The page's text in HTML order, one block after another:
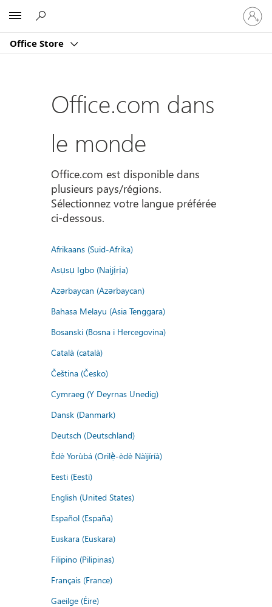
Office Store
vous
à
compte
Office.com dans
le monde
Office.com est disponible dans
plusieurs pays/régions.
Sélectionnez votre langue préférée
ci-dessous.
Afrikaans (Suid-Afrika)
Asụsụ Igbo (Naịjịrịa)
Azərbaycan (Azərbaycan)
Bahasa Melayu (Asia Tenggara)
Bosanski (Bosna i Hercegovina)
Català (català)
Čeština (Česko)
Cymraeg (Y Deyrnas Unedig)
Dansk (Danmark)
Deutsch (Deutschland)
Èdè Yorùbá (Orilẹ̀-èdè Nàìjíríà)
Eesti (Eesti)
English (United States)
Español (España)
Euskara (Euskara)
Filipino (Pilipinas)
Français (France)
Gaeilge (Éire)